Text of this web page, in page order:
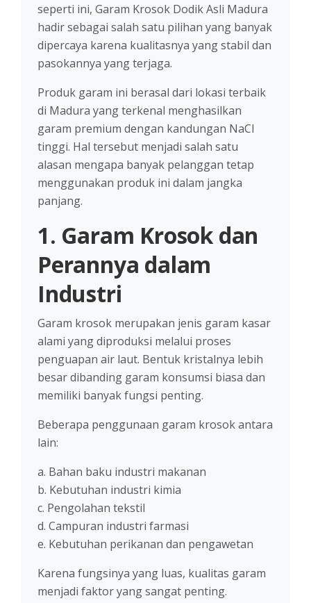
seperti ini, Garam Krosok Dodik Asli Madura
hadir sebagai salah satu pilihan yang banyak
dipercaya karena kualitasnya yang stabil dan
pasokannya yang terjaga.
Produk garam ini berasal dari lokasi terbaik
di Madura yang terkenal menghasilkan
garam premium dengan kandungan NaCl
tinggi. Hal tersebut menjadi salah satu
alasan mengapa banyak pelanggan tetap
menggunakan produk ini dalam jangka
panjang.
1. Garam Krosok dan
Perannya dalam
Industri
Garam krosok merupakan jenis garam kasar
alami yang diproduksi melalui proses
penguapan air laut. Bentuk kristalnya lebih
besar dibanding garam konsumsi biasa dan
memiliki banyak fungsi penting.
Beberapa penggunaan garam krosok antara
lain:
a. Bahan baku industri makanan
b. Kebutuhan industri kimia
c. Pengolahan tekstil
d. Campuran industri farmasi
e. Kebutuhan perikanan dan pengawetan
Karena fungsinya yang luas, kualitas garam
menjadi faktor yang sangat penting.